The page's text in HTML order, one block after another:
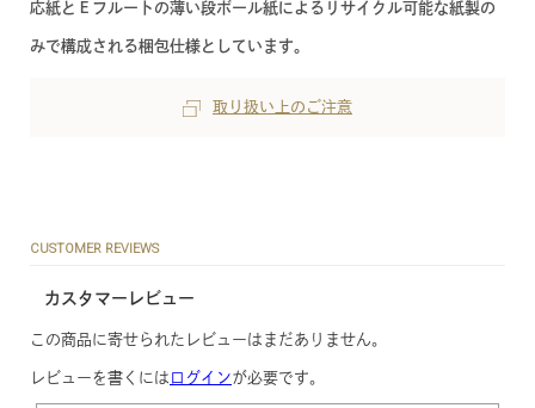
応紙とＥフルートの薄い段ボール紙によるリサイクル可能な紙製の
みで構成される梱包仕様としています。
取り扱い上のご注意
CUSTOMER REVIEWS
カスタマーレビュー
この商品に寄せられたレビューはまだありません。
レビューを書くには ログインが必要です。